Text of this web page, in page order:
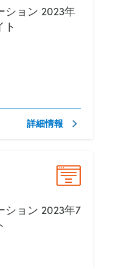
ション 2023年
ト
詳細情報
ション 2023年7